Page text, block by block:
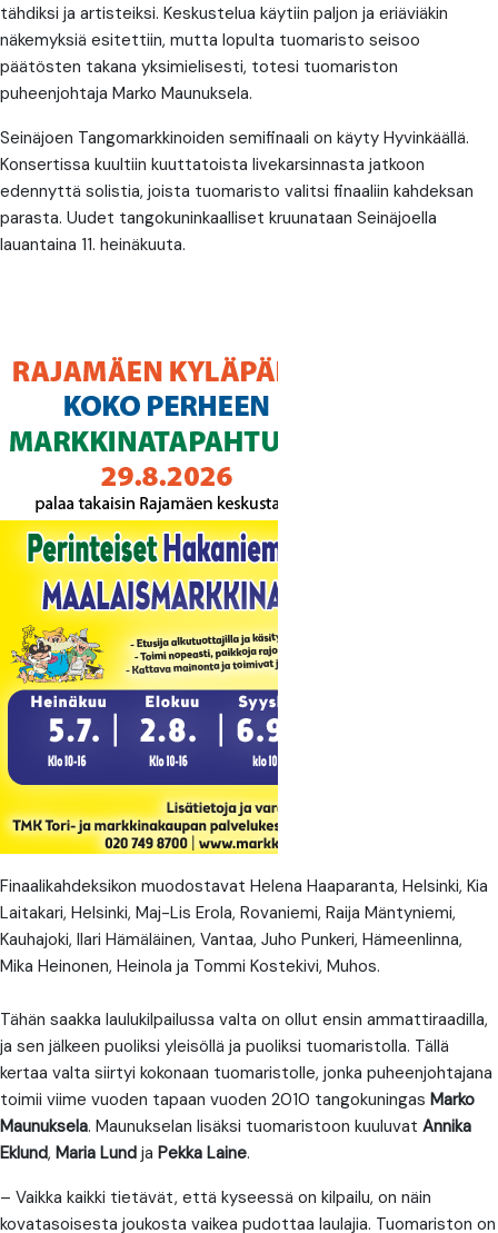
tähdiksi ja artisteiksi. Keskustelua käytiin paljon ja eriäviäkin
näkemyksiä esitettiin, mutta lopulta tuomaristo seisoo
päätösten takana yksimielisesti, totesi tuomariston
puheenjohtaja Marko Maunuksela.
Seinäjoen Tangomarkkinoiden semifinaali on käyty Hyvinkäällä.
Konsertissa kuultiin kuuttatoista livekarsinnasta jatkoon
edennyttä solistia, joista tuomaristo valitsi finaaliin kahdeksan
parasta. Uudet tangokuninkaalliset kruunataan Seinäjoella
lauantaina 11. heinäkuuta.
Finaalikahdeksikon muodostavat Helena Haaparanta, Helsinki, Kia
Laitakari, Helsinki, Maj-Lis Erola, Rovaniemi, Raija Mäntyniemi,
Kauhajoki, Ilari Hämäläinen, Vantaa, Juho Punkeri, Hämeenlinna,
Mika Heinonen, Heinola ja Tommi Kostekivi, Muhos.
Tähän saakka laulukilpailussa valta on ollut ensin ammattiraadilla,
ja sen jälkeen puoliksi yleisöllä ja puoliksi tuomaristolla. Tällä
kertaa valta siirtyi kokonaan tuomaristolle, jonka puheenjohtajana
toimii viime vuoden tapaan vuoden 2010 tangokuningas Marko
Maunuksela. Maunukselan lisäksi tuomaristoon kuuluvat Annika
Eklund, Maria Lund ja Pekka Laine.
– Vaikka kaikki tietävät, että kyseessä on kilpailu, on näin
kovatasoisesta joukosta vaikea pudottaa laulajia. Tuomariston on